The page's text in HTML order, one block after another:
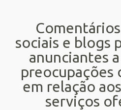
sociais e blogs
anunciantes
preocupações
em relação
serviços